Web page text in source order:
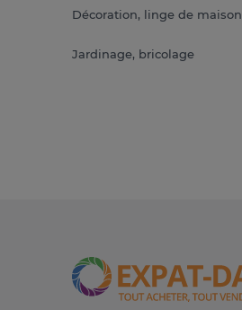
Décoration, linge de maison
Jardinage, bricolage